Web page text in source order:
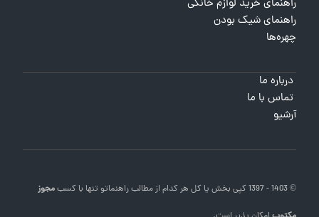
راهنمای خرید لوازم خانگی
راهنمای شیک بودن
چهره‌ها
درباره ما
تماس با ما
آرشیو
© 1403 - 1397 کپی بخش یا کل هر کدام از مطالب راهنماتو تنها با کسبمجوز